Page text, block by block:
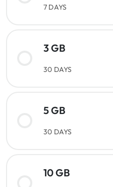
7 DAYS
3 GB
30 DAYS
5 GB
30 DAYS
10 GB